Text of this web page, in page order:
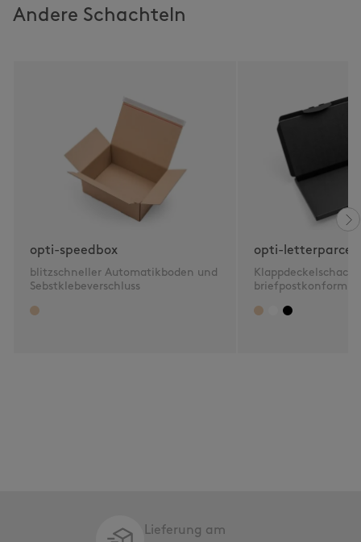
Andere Schachteln
opti-speedbox
blitzschneller Automatikboden und
Sebstklebeverschluss
opti-letterparcel
briefpostkonform 2
Lieferung am